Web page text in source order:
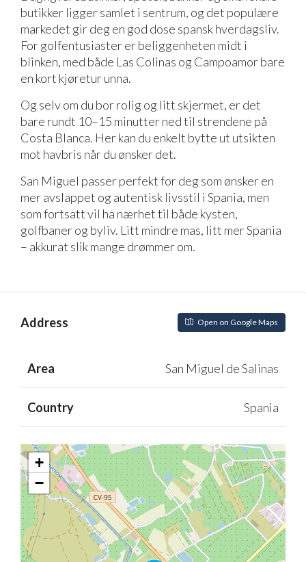
butikker ligger samlet i sentrum, og det populære
markedet gir deg en god dose spansk hverdagsliv.
For golfentusiaster er beliggenheten midt i
blinken, med både Las Colinas og Campoamor bare
en kort kjøretur unna.
Og selv om du bor rolig og litt skjermet, er det
bare rundt 10–15 minutter ned til strendene på
Costa Blanca. Her kan du enkelt bytte ut utsikten
mot havbris når du ønsker det.
San Miguel passer perfekt for deg som ønsker en
mer avslappet og autentisk livsstil i Spania, men
som fortsatt vil ha nærhet til både kysten,
golfbaner og byliv. Litt mindre mas, litt mer Spania
– akkurat slik mange drømmer om.
Address Open on Google Maps
Area San Miguel de Salinas
Country Spania
+
−